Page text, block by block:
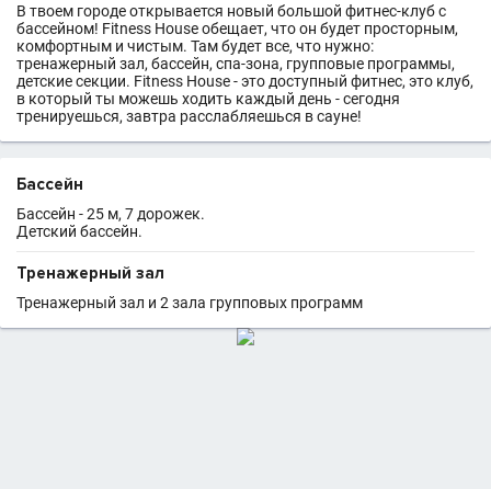
В твоем городе открывается новый большой фитнес-клуб с
бассейном! Fitness House обещает, что он будет просторным,
комфортным и чистым. Там будет все, что нужно:
тренажерный зал, бассейн, спа-зона, групповые программы,
детские секции. Fitness House - это доступный фитнес, это клуб,
в который ты можешь ходить каждый день - сегодня
тренируешься, завтра расслабляешься в сауне!
Бассейн
Бассейн - 25 м, 7 дорожек.
Детский бассейн.
Тренажерный зал
Тренажерный зал и 2 зала групповых программ